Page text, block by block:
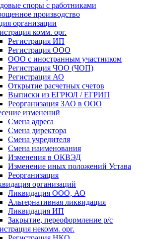
споры с работниками
производство
организации
комм. орг.
Регистрация ИП
Регистрация ООО
ООО с иностранным участником
Регистрация ЧОО (ЧОП)
Регистрация АО
Открытие расчетных счетов
Выписки из ЕГРЮЛ / ЕГРИП
Реорганизация ЗАО в ООО
изменений
Смена адреса
Смена директора
Cмена учредителя
Смена наименования
Изменения в ОКВЭД
Изменение иных положений Устава
Реорганизация
организаций
Ликвидация ООО, АО
Альтернативная ликвидация
Ликвидация ИП
Закрытие, переоформление р/с
некомм. орг.